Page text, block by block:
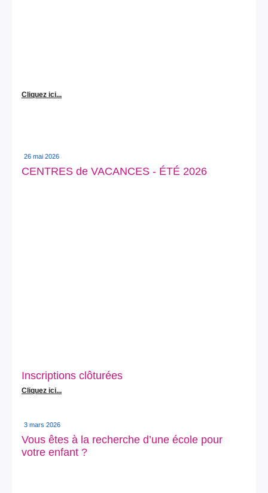
Cliquez ici...
26 mai 2026
CENTRES de VACANCES - ÉTÉ 2026
Inscriptions clôturées
Cliquez ici...
3 mars 2026
Vous êtes à la recherche d’une école pour
votre enfant ?